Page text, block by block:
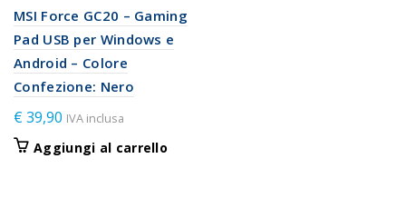
MSI Force GC20 – Gaming
Pad USB per Windows e
Android – Colore
Confezione: Nero
€39,90 IVA inclusa
Aggiungi al carrello